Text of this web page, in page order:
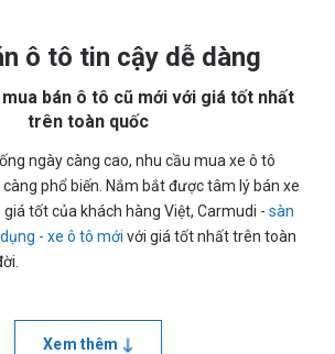
ô tô tin cậy dễ dàng
bán ô tô cũ mới với giá tốt nhất
trên toàn quốc
ngày càng cao, nhu cầu mua xe ô tô
phổ biến. Nắm bắt được tâm lý bán xe
tốt của khách hàng Việt, Carmudi - sàn
- xe ô tô mới với giá tốt nhất trên toàn
Xem thêm